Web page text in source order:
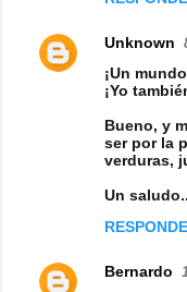
Unknown
¡Un
¡Yo
Bueno, y
ser por la
verduras,
Un
Bernardo